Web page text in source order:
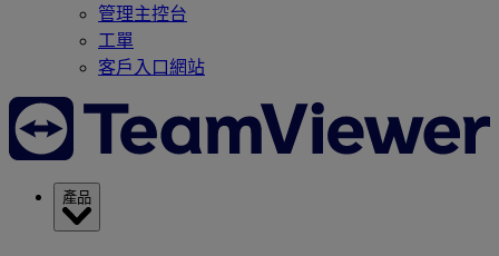
管理主控台
工單
客戶入口網站
產品